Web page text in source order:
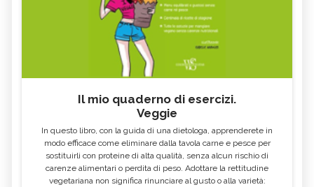
Il mio quaderno di esercizi.
Veggie
In questo libro, con la guida di una dietologa, apprenderete in
modo efficace come eliminare dalla tavola carne e pesce per
sostituirli con proteine di alta qualità, senza alcun rischio di
carenze alimentari o perdita di peso. Adottare la rettitudine
vegetariana non significa rinunciare al gusto o alla varietà: